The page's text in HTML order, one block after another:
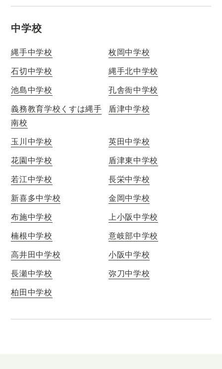
中学校
縄手中学校
枚岡中学校
石切中学校
縄手北中学校
池島中学校
孔舎衙中学校
義務教育学校くすは縄手
南校
盾津中学校
玉川中学校
英田中学校
花園中学校
盾津東中学校
若江中学校
長栄中学校
新喜多中学校
金岡中学校
布施中学校
上小阪中学校
楠根中学校
意岐部中学校
高井田中学校
小阪中学校
長瀬中学校
弥刀中学校
柏田中学校